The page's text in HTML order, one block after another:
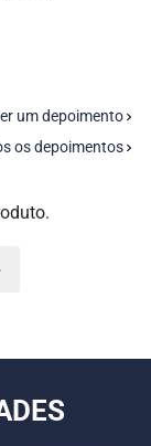
um depoimento
os depoimentos